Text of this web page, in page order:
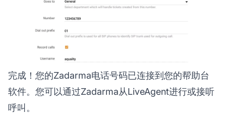
完成！您的Zadarma电话号码已连接到您的帮助台
软件。您可以通过Zadarma从LiveAgent进行或接听
呼叫。